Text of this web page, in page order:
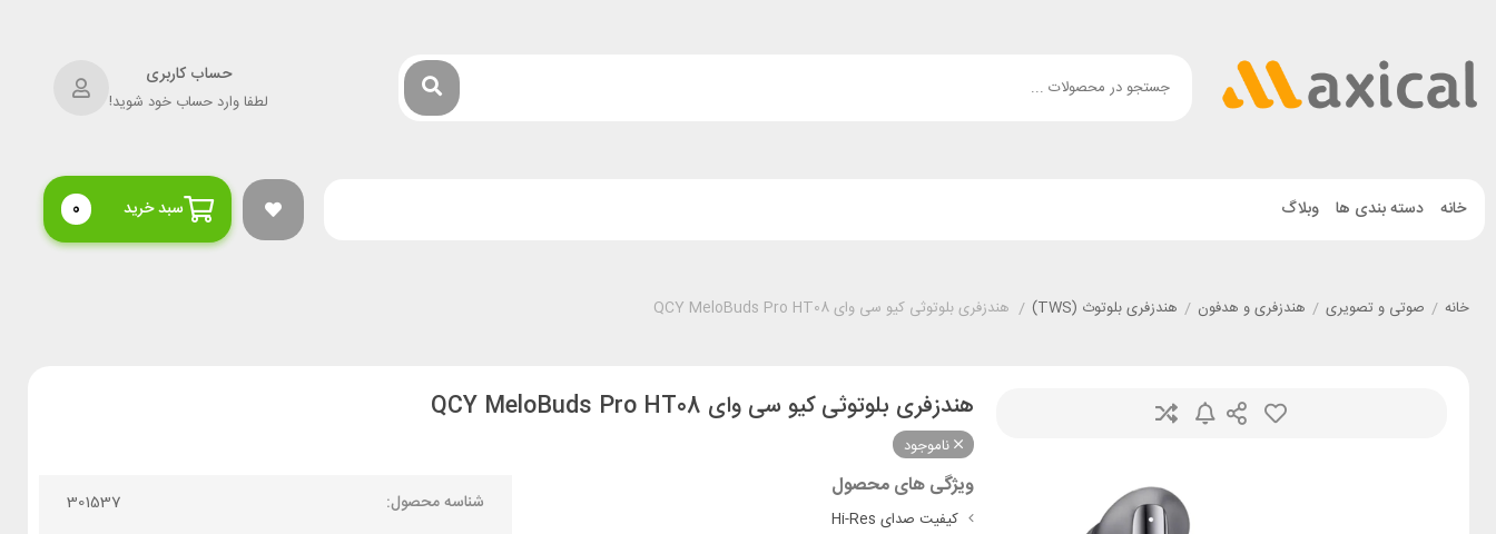
حساب کاربری
لطفا وارد حساب خود شوید!
خانه دسته بندی ها وبلاگ سبد خرید 0
خانه / صوتی و تصویری / هندزفری و هدفون / هندزفری بلوتوث (TWS) / هندزفری بلوتوثی کیو سی وای QCY MeloBuds Pro HT08
هندزفری بلوتوثی کیو سی وای QCY MeloBuds Pro HT08
ناموجود
ویژگی های محصول
کیفیت صدای Hi-Res
شناسه محصول: 301537